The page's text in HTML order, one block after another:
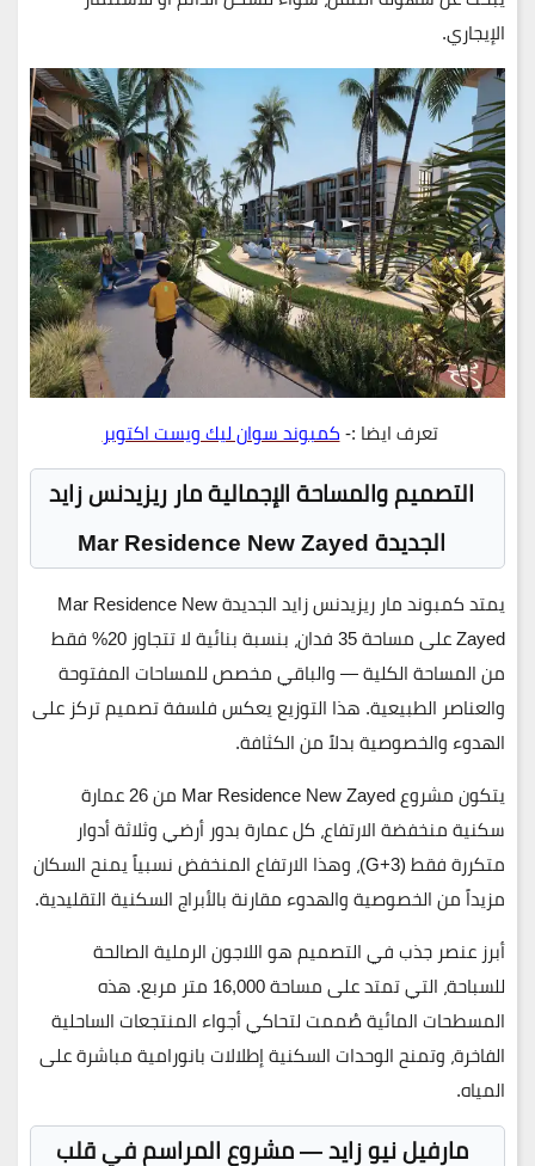
الإيجاري.
تعرف ايضا :-كمبوند سوان ليك ويست اكتوبر
التصميم والمساحة الإجمالية مار ريزيدنس زايد
الجديدةMar Residence New Zayed
يمتد كمبوند مار ريزيدنس زايد الجديدةMar Residence New
Zayedعلى مساحة35 فدان ، بنسبة بنائية لا تتجاوز 20%
فقط
من المساحة الكلية — والباقي مخصص للمساحات المفتوحة
والعناصر الطبيعية. هذا التوزيع يعكس فلسفة تصميم تركز على
الهدوء والخصوصية بدلاً من الكثافة.
يتكون مشروعMar Residence New Zayed من
26 عمارة
سكنية منخفضة الارتفاع، كل عمارة بدور أرضي وثلاثة أدوار
متكررة فقط (G+3)، وهذا الارتفاع المنخفض نسبياً يمنح السكان
مزيداً من الخصوصية والهدوء مقارنة بالأبراج السكنية التقليدية.
أبرز عنصر جذب في التصميم هواللاجون الرملية الصالحة
للسباحة، التي تمتد على مساحة16,000 متر مربع
. هذه
المسطحات المائية صُممت لتحاكي أجواء المنتجعات الساحلية
الفاخرة، وتمنح الوحدات السكنية إطلالات بانورامية مباشرة على
المياه.
مارفيل نيو زايد — مشروع المراسم في قلب